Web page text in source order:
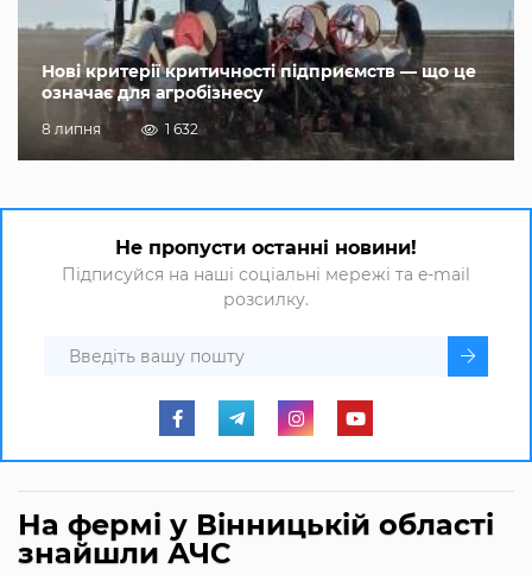
Нові критерії критичності підприємств — що це
означає для агробізнесу
8 липня 1 632
Не пропусти останні новини!
Підписуйся на наші соціальні мережі та e-mail
розсилку.
На фермі у Вінницькій області
знайшли АЧС